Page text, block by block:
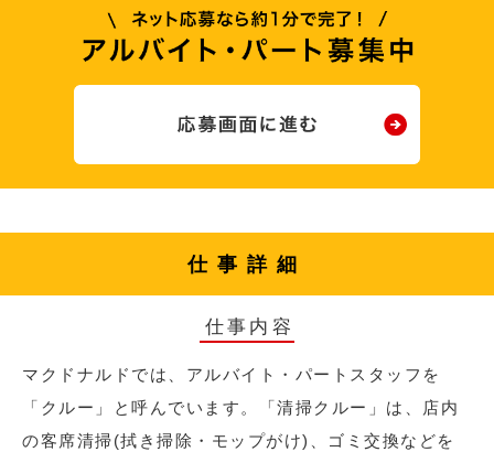
仕事詳細
仕事内容
マクドナルドでは、アルバイト・パートスタッフを
「クルー」と呼んでいます。「清掃クルー」は、店内
の客席清掃(拭き掃除・モップがけ)、ゴミ交換などを